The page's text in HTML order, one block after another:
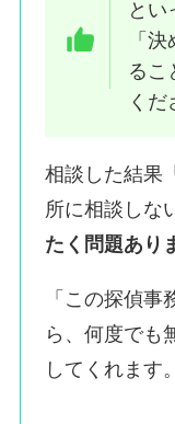
とい
「
るこ
くだ
相談した結果
所に相談しな
たく問題あり
「この探偵
ら、何度でも
してくれます。